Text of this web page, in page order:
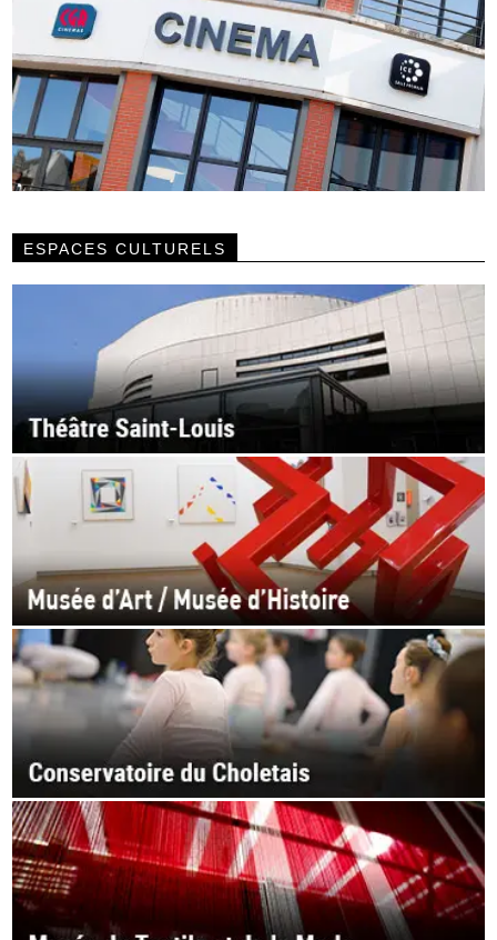
ESPACES CULTURELS